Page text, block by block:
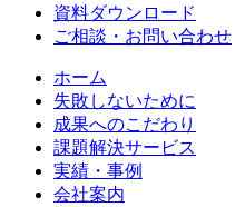
資料ダウンロード
ご相談・お問い合わせ
ホーム
失敗しないために
成果へのこだわり
課題解決サービス
実績・事例
会社案内